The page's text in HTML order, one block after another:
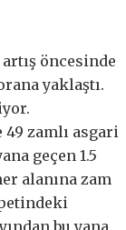
öncesinde
yaklaştı.
zamlı asgari
geçen 1.5
alanına zam
bu yana